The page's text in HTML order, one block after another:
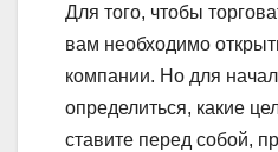
Для того, чтобы
вам необходимо
компании. Но для
определиться, какие
ставите перед собой,